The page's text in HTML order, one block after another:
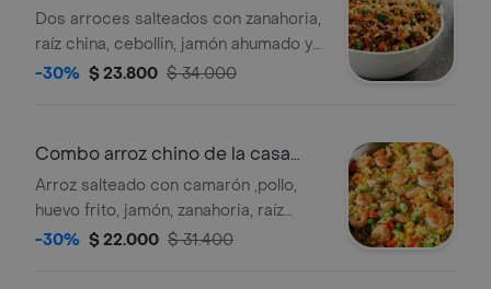
tradicional
Dos arroces salteados con zanahoria,
raíz china, cebollin, jamón ahumado y
mix de verduras en salsa soya.
-30% $ 23.800 $ 34.000
Combo arroz chino de la casa
personal
Arroz salteado con camarón ,pollo,
huevo frito, jamón, zanahoria, raíz
china, cebollín y mix de verduras en
-30% $ 22.000 $ 31.400